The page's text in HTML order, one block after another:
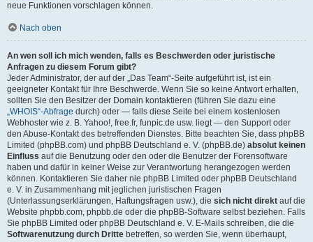
neue Funktionen vorschlagen können.
Nach oben
An wen soll ich mich wenden, falls es Beschwerden oder juristische
Anfragen zu diesem Forum gibt?
Jeder Administrator, der auf der „Das Team“-Seite aufgeführt ist, ist ein
geeigneter Kontakt für Ihre Beschwerde. Wenn Sie so keine Antwort erhalten,
sollten Sie den Besitzer der Domain kontaktieren (führen Sie dazu eine
„WHOIS“-Abfrage durch) oder — falls diese Seite bei einem kostenlosen
Webhoster wie z. B. Yahoo!, free.fr, funpic.de usw. liegt — den Support oder
den Abuse-Kontakt des betreffenden Dienstes. Bitte beachten Sie, dass phpBB
Limited (phpBB.com) und phpBB Deutschland e. V. (phpBB.de) absolut keinen
Einfluss auf die Benutzung oder den oder die Benutzer der Forensoftware
haben und dafür in keiner Weise zur Verantwortung herangezogen werden
können. Kontaktieren Sie daher nie phpBB Limited oder phpBB Deutschland
e. V. in Zusammenhang mit jeglichen juristischen Fragen
(Unterlassungserklärungen, Haftungsfragen usw.), die sich nicht direkt auf die
Website phpbb.com, phpbb.de oder die phpBB-Software selbst beziehen. Falls
Sie phpBB Limited oder phpBB Deutschland e. V. E-Mails schreiben, die die
Softwarenutzung durch Dritte betreffen, so werden Sie, wenn überhaupt,